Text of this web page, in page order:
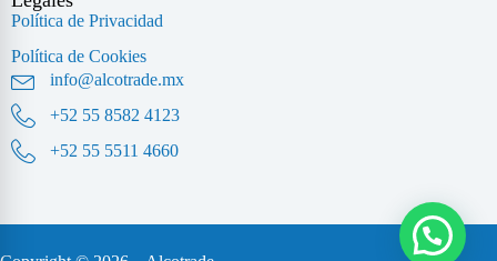
Política de Privacidad
Política de Cookies
info@alcotrade.mx
+52 55 8582 4123
+52 55 5511 4660